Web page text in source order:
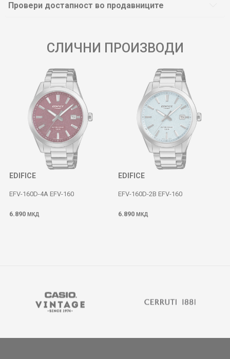
Провери достапност во продавниците
СЛИЧНИ ПРОИЗВОДИ
EDIFICE
EFV-160D-4A EFV-160
6.890 МКД
EDIFICE
EFV-160D-2B EFV-160
6.890 МКД